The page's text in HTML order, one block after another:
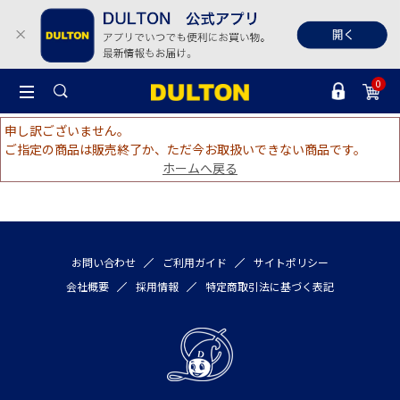
0
申し訳ございません。
ご指定の商品は販売終了か、ただ今お取扱いできない商品です。
ホームへ戻る
お問い合わせ ご利用ガイド
サイトポリシー
会社概要
採用情報 特定商取引法に基づく表記